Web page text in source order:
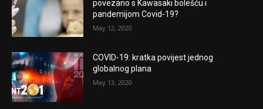
povezano s Kawasaki bolešću i
pandemijom Covid-19?
May 12, 2020
COVID-19: kratka povijest jednog
globalnog plana
May 13, 2020